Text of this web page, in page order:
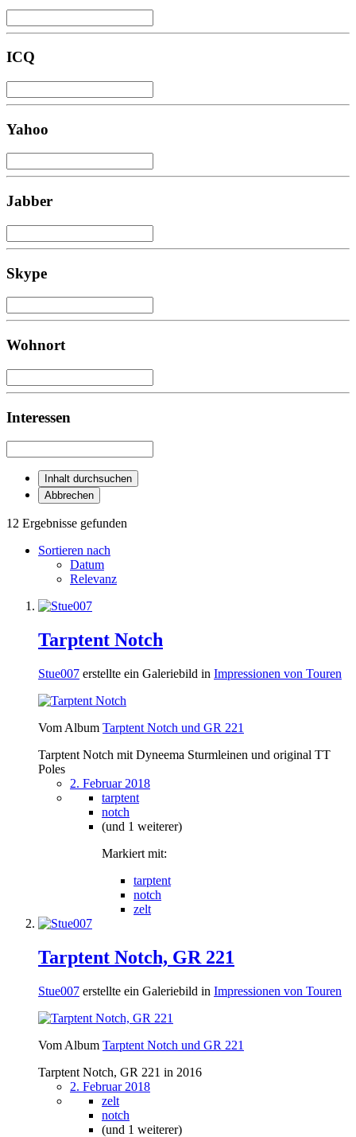
ICQ
Yahoo
Jabber
Skype
Wohnort
Interessen
Inhalt durchsuchen
Abbrechen
12 Ergebnisse gefunden
Sortieren nach
Datum
Relevanz
Tarptent Notch
Stue007 erstellte ein Galeriebild in Impressionen von Touren
Vom Album Tarptent Notch und GR 221
Tarptent Notch mit Dyneema Sturmleinen und original TT
Poles
2. Februar 2018
tarptent
notch
(und 1 weiterer)
Markiert mit:
tarptent
notch
zelt
Tarptent Notch, GR 221
Stue007 erstellte ein Galeriebild in Impressionen von Touren
Vom Album Tarptent Notch und GR 221
Tarptent Notch, GR 221 in 2016
2. Februar 2018
zelt
notch
(und 1 weiterer)